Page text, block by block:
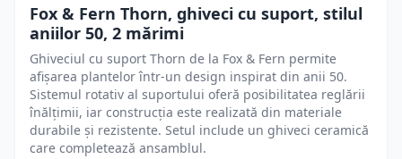
Fox & Fern Thorn, ghiveci cu suport, stilul
aniilor 50, 2 mărimi
Ghiveciul cu suport Thorn de la Fox & Fern permite
afișarea plantelor într-un design inspirat din anii 50.
Sistemul rotativ al suportului oferă posibilitatea reglării
înălțimii, iar construcția este realizată din materiale
durabile și rezistente. Setul include un ghiveci ceramică
care completează ansamblul.